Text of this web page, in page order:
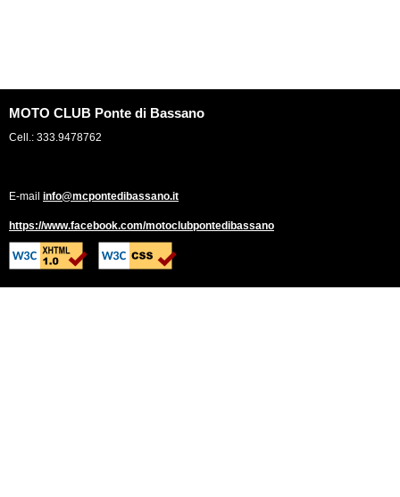
MOTO CLUB Ponte di Bassano
Cell.: 333.9478762
E-mail info@mcpontedibassano.it
https://www.facebook.com/motoclubpontedibassano